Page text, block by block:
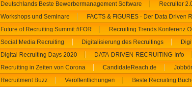
Deutschlands Beste Bewerbermanagement Software
Recruiter
Workshops und Seminare
FACTS & FIGURES - Der Data Driven
Future of Recruiting Summit #FOR
Recruiting Trends Konferenz
Social Media Recruiting
Digitalisierung des Recruitings
Digital Recruiting Days 2020
DATA-DRIVEN-RECRUITING-Info
Recruiting in Zeiten von Corona
CandidateReach.de
Recruitment Buzz
Veröffentlichungen Beste Recruiting